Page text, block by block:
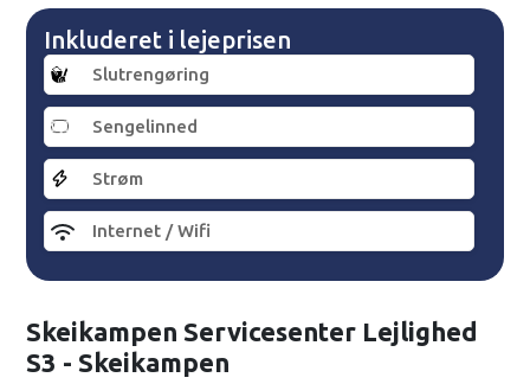
Inkluderet i lejeprisen
Slutrengøring
Sengelinned
Strøm
Internet / Wifi
Skeikampen Servicesenter Lejlighed
S3 - Skeikampen